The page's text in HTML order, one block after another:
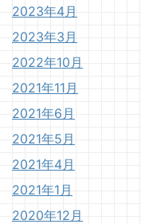
2023年4月
2023年3月
2022年10月
2021年11月
2021年6月
2021年5月
2021年4月
2021年1月
2020年12月